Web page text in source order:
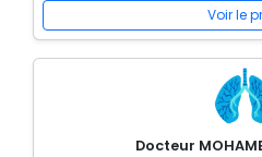
Voir le
Docteur